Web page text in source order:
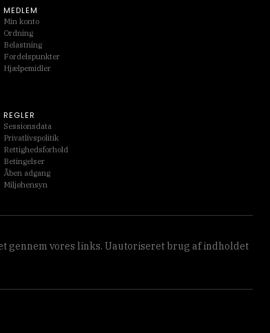
gennem vores links. Uautoriseret brug af indholdet
MEDLEM
Min konto
Ordning
Belastning
Fordelspunkter
Hjælpemidler
REGLER
Sessionsdata
Privatlivspolitik
Rettighedsforhold
Betingelser
Åben adgang
Miljøhensyn